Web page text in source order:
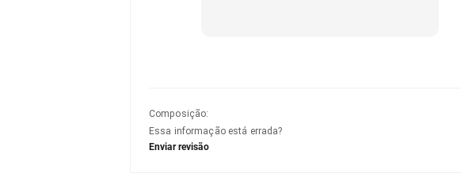
Composição:
Essa informação está errada?
Enviar revisão